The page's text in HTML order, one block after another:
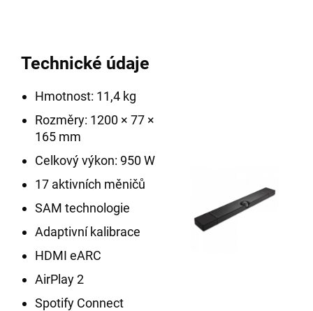
Technické údaje
Hmotnost: 11,4 kg
Rozměry: 1200 × 77 ×
165 mm
Celkový výkon: 950 W
17 aktivních měničů
SAM technologie
Adaptivní kalibrace
HDMI eARC
AirPlay 2
Spotify Connect